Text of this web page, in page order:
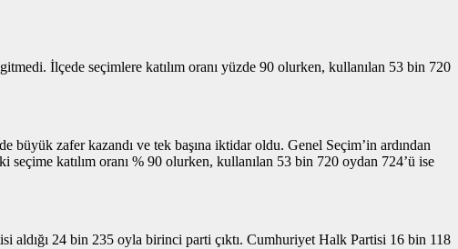
İlçede seçimlere katılım oranı yüzde 90 olurken, kullanılan 53 bin 720
zafer kazandı ve tek başına iktidar oldu. Genel Seçim’in ardından
katılım oranı % 90 olurken, kullanılan 53 bin 720 oydan 724’ü ise
aldığı 24 bin 235 oyla birinci parti çıktı. Cumhuriyet Halk Partisi 16 bin 118